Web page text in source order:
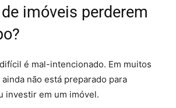
imóveis perderem
é mal-intencionado. Em muitos
não está preparado para
investir em um imóvel.